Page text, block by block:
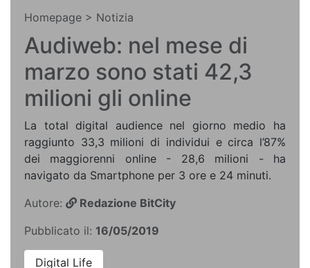
Homepage > Notizia
Audiweb: nel mese di
marzo sono stati 42,3
milioni gli online
La total digital audience nel giorno medio ha
raggiunto 33,3 milioni di individui e circa l’87%
dei maggiorenni online - 28,6 milioni - ha
navigato da Smartphone per 3 ore e 24 minuti.
Autore:
Redazione BitCity
Pubblicato il: 16/05/2019
Digital Life